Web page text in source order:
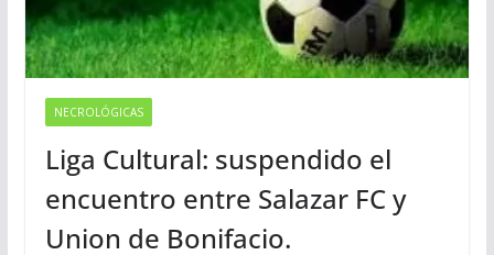
NECROLÓGICAS
Liga Cultural: suspendido el
encuentro entre Salazar FC y
Union de Bonifacio.